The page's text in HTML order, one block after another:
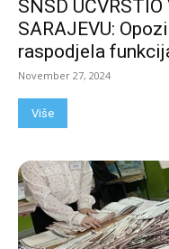
SNSD
SARAJEVU:
raspodjela
November 27, 2024
Više